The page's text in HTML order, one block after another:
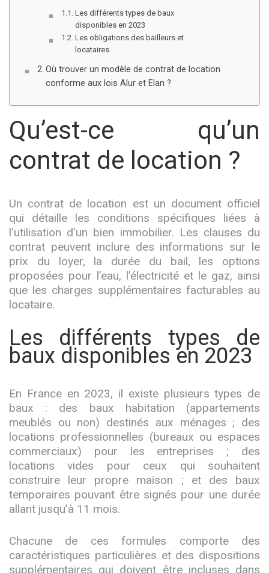
Les différents types de baux
disponibles en 2023
Les obligations des bailleurs et
locataires
Où trouver un modèle de contrat de location
conforme aux lois Alur et Elan ?
Qu’est-ce qu’un
contrat de location ?
Un contrat de location est un document officiel
qui détaille les conditions spécifiques liées à
l’utilisation d’un bien immobilier. Les clauses du
contrat peuvent inclure des informations sur le
prix du loyer, la durée du bail, les options
proposées pour l’eau, l’électricité et le gaz, ainsi
que les charges supplémentaires facturables au
locataire.
Les différents types de
baux disponibles en 2023
En France en 2023, il existe plusieurs types de
baux : des baux habitation (appartements
meublés ou non) destinés aux ménages ; des
locations professionnelles (bureaux ou espaces
commerciaux) pour les entreprises ; des
locations vides pour ceux qui souhaitent
construire leur propre maison ; et des baux
temporaires pouvant être signés pour une durée
allant jusqu’à 11 mois.
Chacune de ces formules comporte des
caractéristiques particulières et des dispositions
supplémentaires qui doivent être incluses dans